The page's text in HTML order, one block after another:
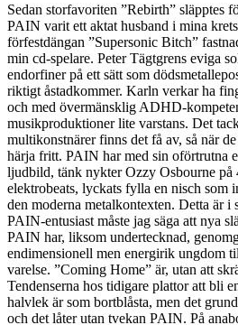
Sedan storfavoriten ”Rebirth” släpptes
PAIN varit ett aktat husband i mina
förfestdängan ”Supersonic Bitch”
min cd-spelare. Peter Tägtgrens eviga
endorfiner på ett sätt som
riktigt åstadkommer. Karln verkar ha
och med övermänsklig ADHD-
musikproduktioner lite varstans. Det
multikonstnärer finns det få av, så när
härja fritt. PAIN har med sin oförtrutna
ljudbild, tänk nykter Ozzy Osbourne på
elektrobeats, lyckats fylla en nisch som
den moderna metalkontexten. Detta är
PAIN-entusiast måste jag säga att nya
PAIN har, liksom undertecknad,
endimensionell men energirik ungdom
varelse. ”Coming Home” är, utan att
Tendenserna hos tidigare plattor att bli
halvlek är som bortblåsta, men det
och det låter utan tvekan PAIN. På